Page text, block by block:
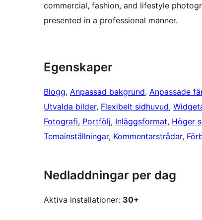
commercial, fashion, and lifestyle
presented in a professional manner.
Egenskaper
Blogg, Anpassad bakgrund, Anpassade
Utvalda bilder, Flexibelt sidhuvud,
Fotografi, Portfölj, Inläggsformat, Höger
Temainställningar, Kommentarstrådar,
Nedladdningar per dag
Aktiva installationer: 30+